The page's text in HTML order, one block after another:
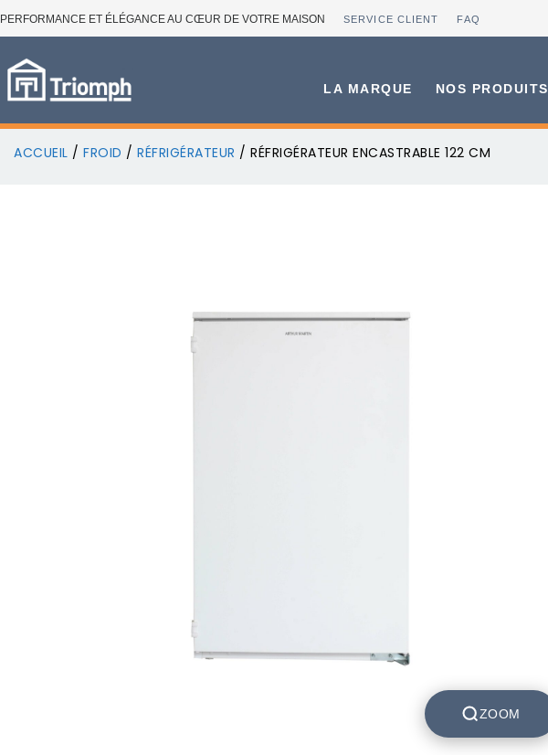
PERFORMANCE ET ÉLÉGANCE AU CŒUR DE VOTRE MAISON SERVICE CLIENT FAQ
LA MARQUE NOS PRODUITS
ACCUEIL / FROID / RÉFRIGÉRATEUR / RÉFRIGÉRATEUR ENCASTRABLE 122 CM
ZOOM